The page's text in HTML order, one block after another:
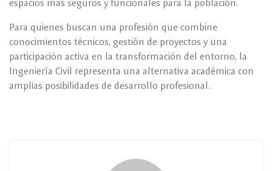
espacios más seguros y funcionales para la población.
Para quienes buscan una profesión que combine
conocimientos técnicos, gestión de proyectos y una
participación activa en la transformación del entorno, la
Ingeniería Civil representa una alternativa académica con
amplias posibilidades de desarrollo profesional.